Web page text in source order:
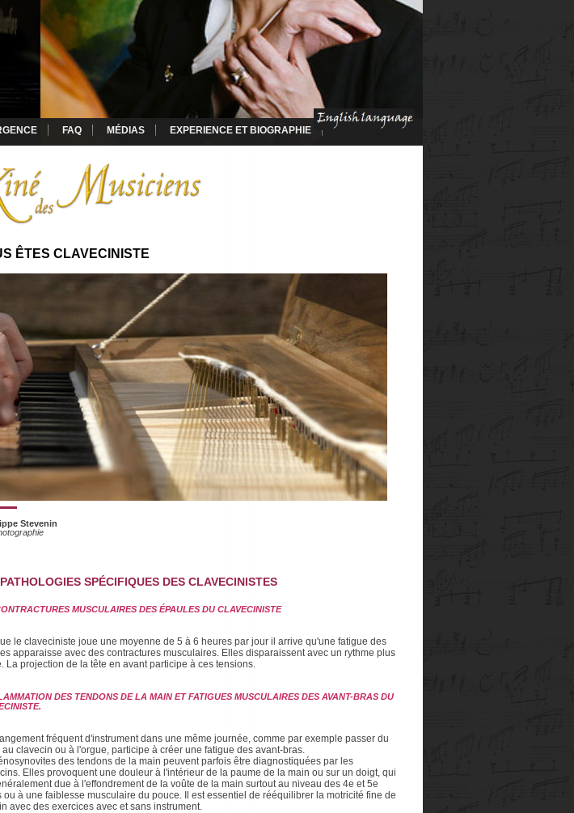
FAQ MÉDIAS
EXPERIENCE ET BIOGRAPHIE
ÊTES CLAVECINISTE
Stevenin
SPÉCIFIQUES DES CLAVECINISTES
MUSCULAIRES DES ÉPAULES DU CLAVECINISTE
le claveciniste joue une moyenne de 5 à 6 heures par jour il arrive qu'une fatigue des
apparaisse avec des contractures musculaires. Elles disparaissent avec un rythme plus
La projection de la tête en avant participe à ces tensions.
DES TENDONS DE LA MAIN ET FATIGUES MUSCULAIRES DES AVANT-BRAS DU
fréquent d'instrument dans une même journée, comme par exemple passer du
clavecin ou à l'orgue, participe à créer une fatigue des avant-bras.
des tendons de la main peuvent parfois être diagnostiquées par les
Elles provoquent une douleur à l'intérieur de la paume de la main ou sur un doigt, qui
due à l'effondrement de la voûte de la main surtout au niveau des 4e et 5e
ou à une faiblesse musculaire du pouce. Il est essentiel de rééquilibrer la motricité fine de
avec des exercices avec et sans instrument.